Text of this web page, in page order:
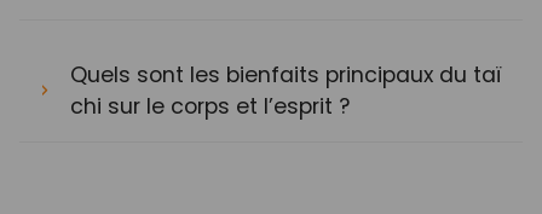
Quels sont les bienfaits principaux du taï
chi sur le corps et l’esprit ?